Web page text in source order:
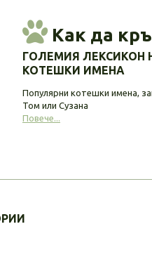
Как да
ГОЛЕМИЯ ЛЕКСИКОН
КОТЕШКИ ИМЕНА
Популярни котешки имена,
Том или Сузана
Повече...